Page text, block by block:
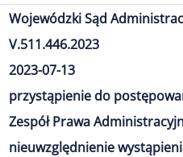
Wojewódzki Sąd
V.511.446.2023
2023-07-13
przystąpienie do
Zespół Prawa
nieuwzględnienie